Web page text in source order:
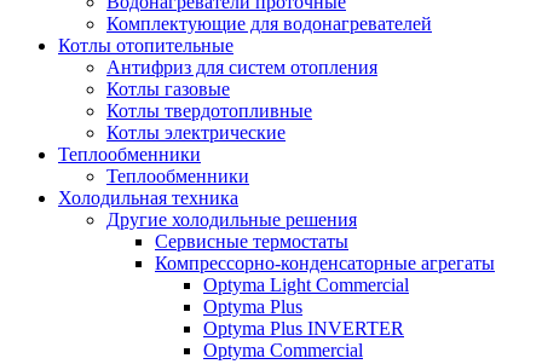
Комплектующие для водонагревателей
Котлы отопительные
Антифриз для систем отопления
Котлы газовые
Котлы твердотопливные
Котлы электрические
Теплообменники
Теплообменники
Холодильная техника
Другие холодильные решения
Сервисные термостаты
Компрессорно-конденсаторные агрегаты
Optyma Light Commercial
Optyma Plus
Optyma Plus INVERTER
Optyma Commercial